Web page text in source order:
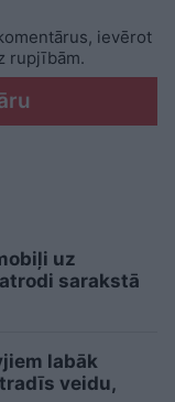
ievērot
rupjībām.
uz
sarakstā
labāk
veidu,